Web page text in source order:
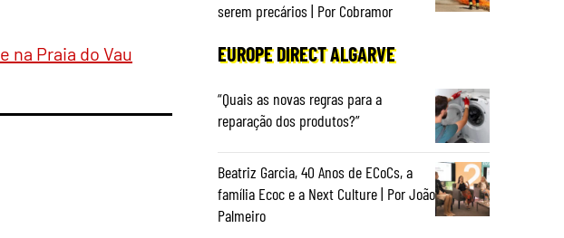
Praia do Vau
serem precários | Por Cobramor
EUROPE DIRECT ALGARVE
“Quais as novas regras para a
reparação dos produtos?”
Beatriz Garcia, 40 Anos de ECoCs, a
família Ecoc e a Next Culture | Por João
Palmeiro